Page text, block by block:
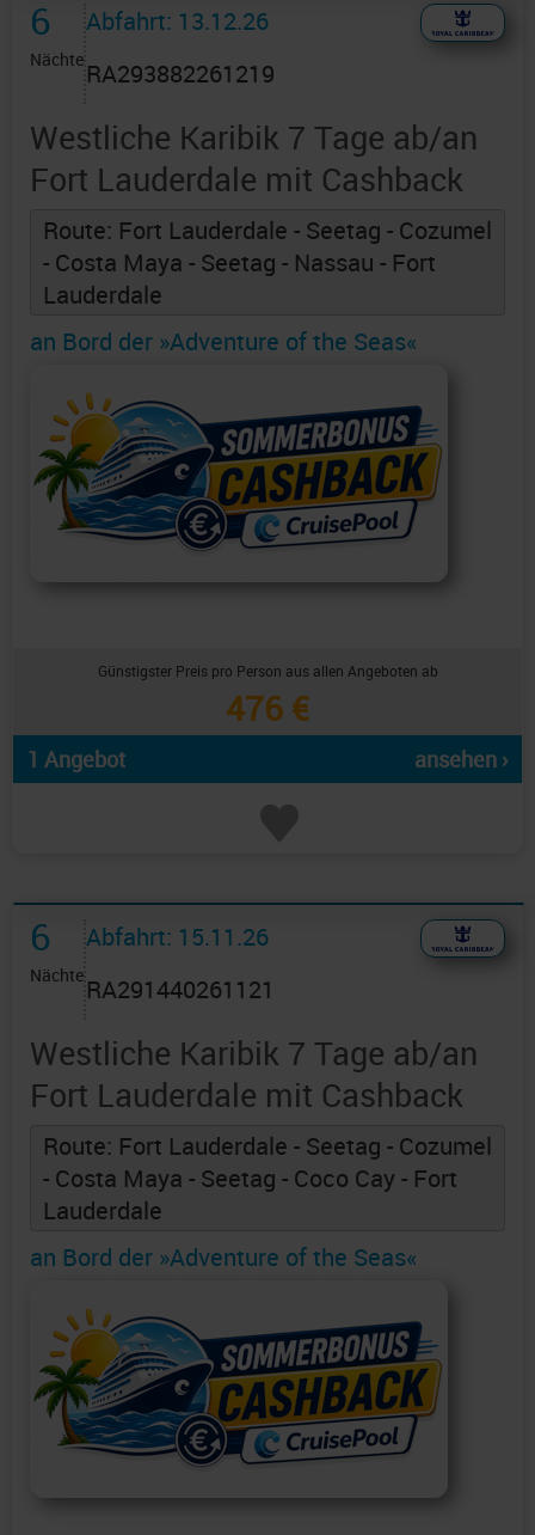
6
Nächte
Abfahrt: 13.12.26
RA293882261219
Westliche Karibik 7 Tage ab/an
Fort Lauderdale mit Cashback
Route: Fort Lauderdale - Seetag - Cozumel
- Costa Maya - Seetag - Nassau - Fort
Lauderdale
an Bord der »Adventure of the Seas«
Günstigster Preis pro Person aus allen Angeboten ab
476 €
1 Angebot ansehen ›
6
Nächte
Abfahrt: 15.11.26
RA291440261121
Westliche Karibik 7 Tage ab/an
Fort Lauderdale mit Cashback
Route: Fort Lauderdale - Seetag - Cozumel
- Costa Maya - Seetag - Coco Cay - Fort
Lauderdale
an Bord der »Adventure of the Seas«